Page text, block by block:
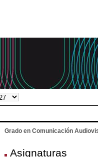
Grado en Comunicación
Asignaturas